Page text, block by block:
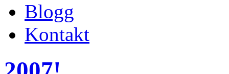
Blogg
Kontakt